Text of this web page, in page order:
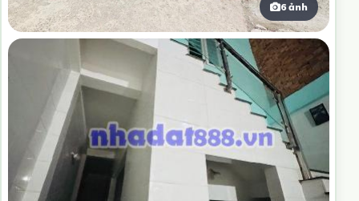
6 ảnh